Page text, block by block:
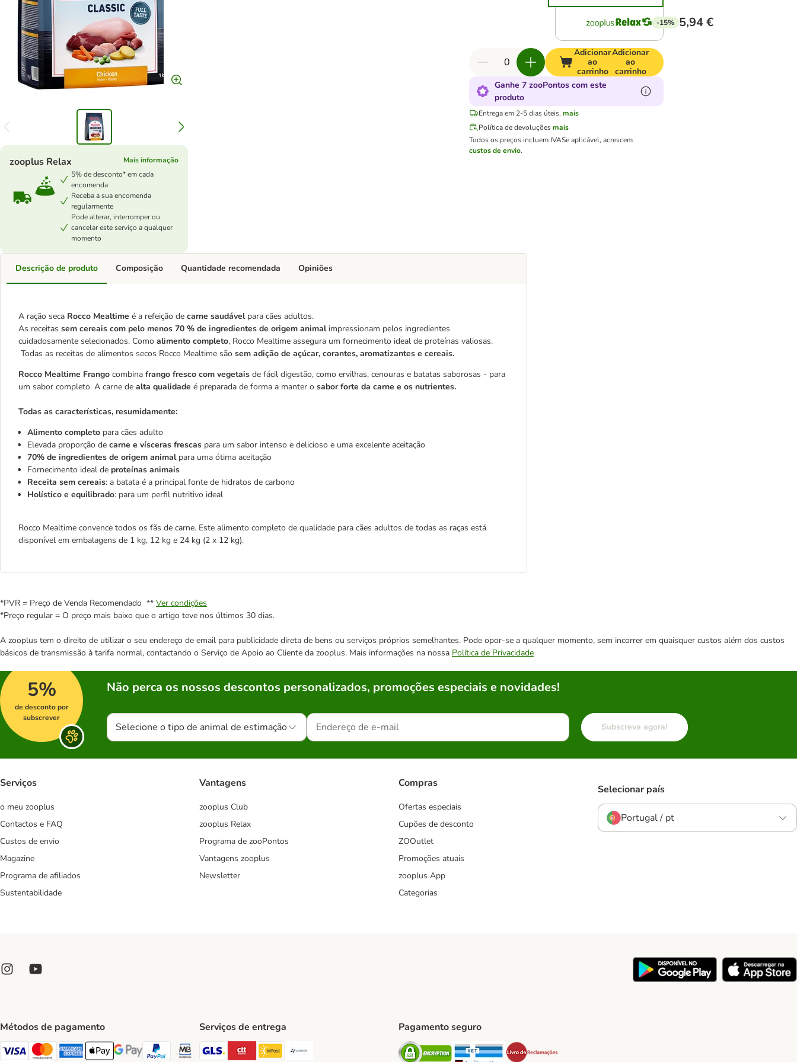
zooplus Relax
Mais informação
5% de desconto* em cada
encomenda
Receba a sua encomenda
regularmente
Pode alterar, interromper ou
cancelar este serviço a qualquer
momento
-15% 5,94 €
Adicionar
ao
carrinho
Adicionar
ao
carrinho
Ganhe 7 zooPontos com este
produto
Entrega em 2-5 dias úteis. mais
Política de devoluçõesmais
Todos os preços incluem IVASe aplicável, acrescem
custos de envio.
Descrição de produto
A ração seca Rocco Mealtime é a refeição de carne saudável para cães adultos.
As receitas sem cereais com pelo menos 70 % de ingredientes de origem animalimpressionam pelos ingredientes
cuidadosamente selecionados. Como alimento completo, Rocco Mealtime assegura um fornecimento ideal de proteínas valiosas.
Todas as receitas de alimentos secos Rocco Mealtime são sem adição de açúcar, corantes, aromatizantes e cereais.
Rocco Mealtime Frango combina frango fresco com vegetais de fácil digestão, como ervilhas, cenouras e batatas saborosas - para
um sabor completo. A carne de alta qualidade é preparada de forma a manter o sabor forte da carne e os nutrientes.
Todas as características, resumidamente:
Alimento completo para cães adulto
Elevada proporção de carne e vísceras frescas para um sabor intenso e delicioso e uma excelente aceitação
70% de ingredientes de origem animalpara uma ótima aceitação
Fornecimento ideal de proteínas animais
Receita sem cereais: a batata é a principal fonte de hidratos de carbono
Holístico e equilibrado: para um perfil nutritivo ideal
Rocco Mealtime convence todos os fãs de carne. Este alimento completo de qualidade para cães adultos de todas as raças está
disponível em embalagens de 1 kg, 12 kg e 24 kg (2 x 12 kg).
Composição Quantidade recomendada Opiniões
*PVR = Preço de Venda Recomendado ** Ver condições
*Preço regular = O preço mais baixo que o artigo teve nos últimos 30 dias.
A zooplus tem o direito de utilizar o seu endereço de email para publicidade direta de bens ou serviços próprios semelhantes. Pode opor-se a qualquer momento, sem incorrer em quaisquer custos além dos custos
básicos de transmissão à tarifa normal, contactando o Serviço de Apoio ao Cliente da zooplus. Mais informações na nossa Política de Privacidade
5%
de desconto por
subscrever
Não perca os nossos descontos personalizados, promoções especiais e novidades!
Selecione o tipo de animal de estimação Subscreva agora!
Serviços
o meu zooplus
Contactos e FAQ
Custos de envio
Magazine
Programa de afiliados
Sustentabilidade
Vantagens
zooplus Club
zooplus Relax
Programa de zooPontos
Vantagens zooplus
Newsletter
Compras
Ofertas especiais
Cupões de desconto
ZOOutlet
Promoções atuais
zooplus App
Categorias
Selecionar país
Portugal / pt
Métodos de pagamento
Visa Payment Method
Mastercard Payment Method
American Express Payment Method
Apple Pay Payment Method
Google Pay Payment Method
PayPal Payment Method
Multibanco Payment Method
Serviços de entrega
GLS Shipping Method
CTTExpress Shipping Method
InPost Shipping Method
Paack Shipping Method
Pagamento seguro
Security Security